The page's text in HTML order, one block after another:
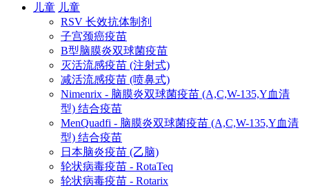
儿童 儿童
RSV 长效抗体制剂
子宫颈癌疫苗
B型脑膜炎双球菌疫苗
灭活流感疫苗 (注射式)
减活流感疫苗 (喷鼻式)
Nimenrix - 脑膜炎双球菌疫苗 (A,C,W-135,Y血清
型) 结合疫苗
MenQuadfi - 脑膜炎双球菌疫苗 (A,C,W-135,Y血清
型) 结合疫苗
日本脑炎疫苗 (乙脑)
轮状病毒疫苗 - RotaTeq
轮状病毒疫苗 - Rotarix